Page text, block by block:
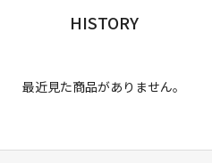
HISTORY
最近見た商品がありません。